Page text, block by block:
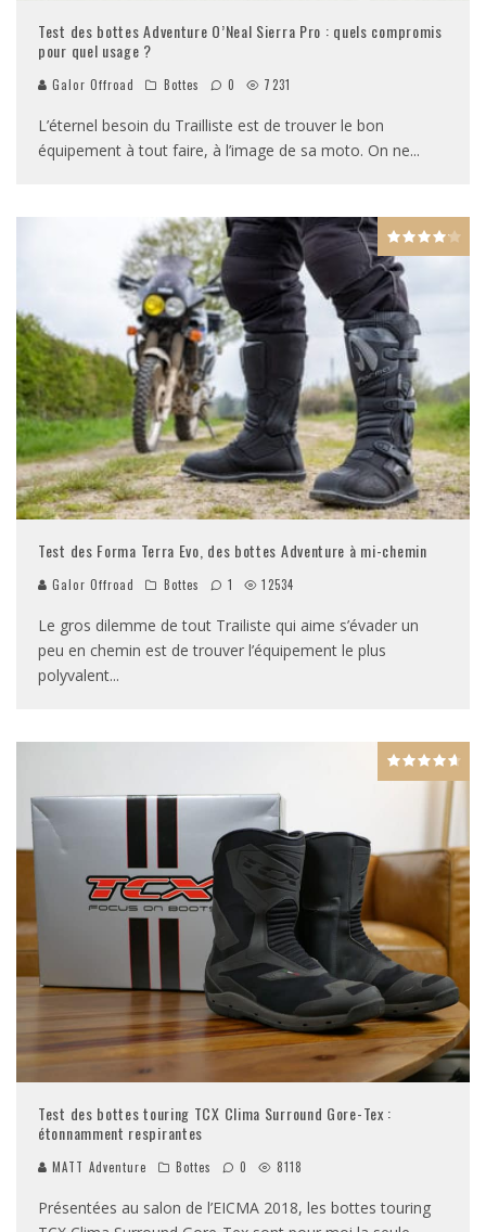
Test des bottes Adventure O’Neal Sierra Pro : quels compromis
pour quel usage ?
Galor Offroad Bottes 0 7231
L’éternel besoin du Trailliste est de trouver le bon
équipement à tout faire, à l’image de sa moto. On ne...
Test des Forma Terra Evo, des bottes Adventure à mi-chemin
Galor Offroad Bottes 1 12534
Le gros dilemme de tout Trailiste qui aime s’évader un
peu en chemin est de trouver l’équipement le plus
polyvalent...
Test des bottes touring TCX Clima Surround Gore-Tex :
étonnamment respirantes
MATT Adventure Bottes 0 8118
Présentées au salon de l’EICMA 2018, les bottes touring